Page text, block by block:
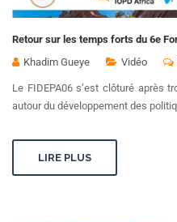
Retour sur les temps forts du 6e
Khadim Gueye
Vidéo
Le FIDEPA06 s’est clôturé après
autour du développement des
LIRE PLUS